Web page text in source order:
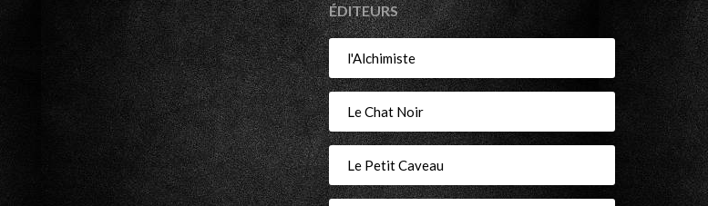
ÉDITEURS
l'Alchimiste
Le Chat Noir
Le Petit Caveau